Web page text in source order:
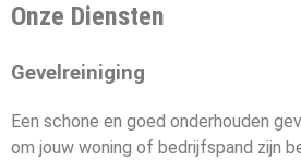
Onze Diensten
Gevelreiniging
Een schone en goed onderhouden
om jouw woning of bedrijfspand zijn